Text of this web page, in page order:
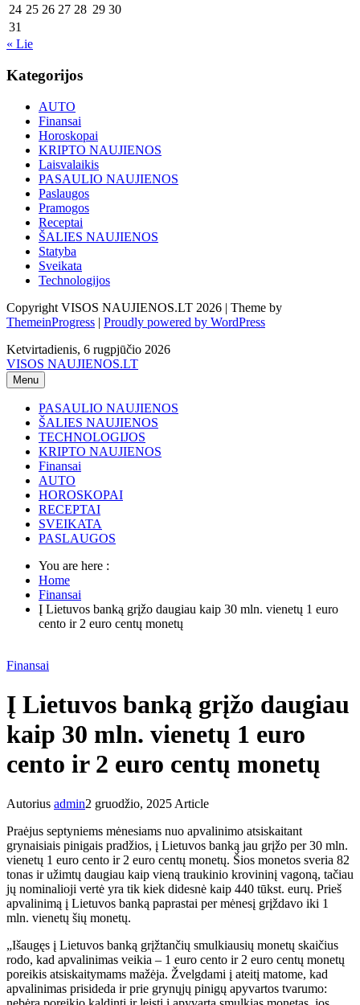
24 25 26 27 28 29 30
31
« Lie
Kategorijos
AUTO
Finansai
Horoskopai
KRIPTO NAUJIENOS
Laisvalaikis
PASAULIO NAUJIENOS
Paslaugos
Pramogos
Receptai
ŠALIES NAUJIENOS
Statyba
Sveikata
Technologijos
Copyright VISOS NAUJIENOS.LT 2026 | Theme by
ThemeinProgress | Proudly powered by WordPress
Ketvirtadienis, 6 rugpjūčio 2026
VISOS NAUJIENOS.LT
Menu
PASAULIO NAUJIENOS
ŠALIES NAUJIENOS
TECHNOLOGIJOS
KRIPTO NAUJIENOS
Finansai
AUTO
HOROSKOPAI
RECEPTAI
SVEIKATA
PASLAUGOS
You are here :
Home
Finansai
Į Lietuvos banką grįžo daugiau kaip 30 mln. vienetų 1 euro
cento ir 2 euro centų monetų
Finansai
Į Lietuvos banką grįžo daugiau
kaip 30 mln. vienetų 1 euro
cento ir 2 euro centų monetų
Autorius admin2 gruodžio, 2025 Article
Praėjus septyniems mėnesiams nuo apvalinimo atsiskaitant
grynaisiais pinigais pradžios, į Lietuvos banką jau grįžo per 30 mln.
vienetų 1 euro cento ir 2 euro centų monetų. Šios monetos sveria 82
tonas ir užimtų daugiau kaip vieną traukinio krovininį vagoną, tačiau
jų nominalioji vertė yra tik kiek didesnė kaip 440 tūkst. eurų. Prieš
apvalinimą į Lietuvos banką paprastai per mėnesį grįždavo iki 1
mln. vienetų šių monetų.
„Išaugęs į Lietuvos banką grįžtančių smulkiausių monetų skaičius
rodo, kad apvalinimas veikia – 1 euro cento ir 2 euro centų monetų
poreikis atsiskaitymams mažėja. Žvelgdami į ateitį matome, kad
apvalinimas prisideda ir prie grynųjų pinigų apyvartos tvarumo: